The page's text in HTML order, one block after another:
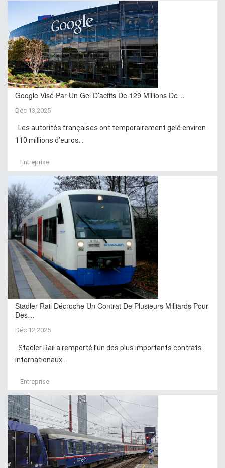
Google Visé Par Un Gel D’actifs De 129 Millions De…
Déc 13,2025
Les autorités françaises ont temporairement gelé environ
110 millions d’euros...
Entreprise
Stadler Rail Décroche Un Contrat De Plusieurs Milliards Pour
Des…
Déc 12,2025
Stadler Rail a remporté l’un des plus importants contrats
internationaux...
Entreprise